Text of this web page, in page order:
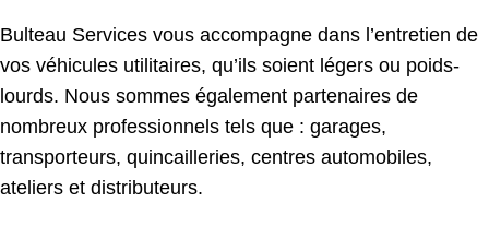
Bulteau Services vous accompagne dans l’entretien de
vos véhicules utilitaires, qu’ils soient légers ou poids-
lourds. Nous sommes également partenaires de
nombreux professionnels tels que : garages,
transporteurs, quincailleries, centres automobiles,
ateliers et distributeurs.